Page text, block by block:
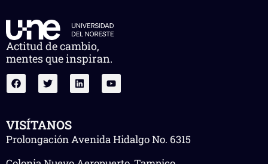
Actitud de cambio,
mentes que inspiran.
VISÍTANOS
Prolongación Avenida Hidalgo No. 6315